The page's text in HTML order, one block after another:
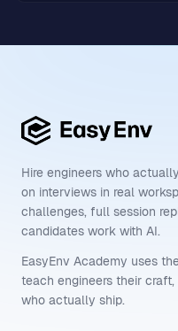
Hire engineers who
on interviews in real
challenges, full session
candidates work with AI.
EasyEnv Academy uses
teach engineers their
who actually ship.